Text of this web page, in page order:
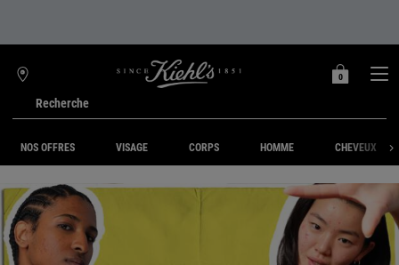
Recherche
TROUVER
BOUTIQUE
MON
0
0 PRODUIT
NOS OFFRES VISAGE CORPS HOMME CHEVEUX